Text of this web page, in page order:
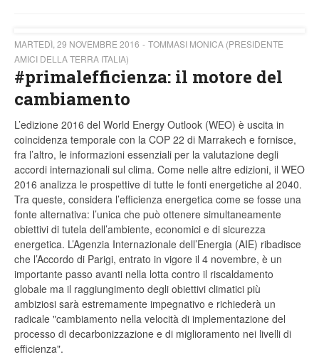
MARTEDÌ, 29 NOVEMBRE 2016
TOMMASI MONICA (PRESIDENTE
AMICI DELLA TERRA ITALIA)
#primalefficienza: il motore del
cambiamento
L’edizione 2016 del World Energy Outlook (WEO) è uscita in
coincidenza temporale con la COP 22 di Marrakech e fornisce,
fra l’altro, le informazioni essenziali per la valutazione degli
accordi internazionali sul clima. Come nelle altre edizioni, il WEO
2016 analizza le prospettive di tutte le fonti energetiche al 2040.
Tra queste, considera l’efficienza energetica come se fosse una
fonte alternativa: l’unica che può ottenere simultaneamente
obiettivi di tutela dell’ambiente, economici e di sicurezza
energetica. L’Agenzia Internazionale dell’Energia (AIE) ribadisce
che l’Accordo di Parigi, entrato in vigore il 4 novembre, è un
importante passo avanti nella lotta contro il riscaldamento
globale ma il raggiungimento degli obiettivi climatici più
ambiziosi sarà estremamente impegnativo e richiederà un
radicale "cambiamento nella velocità di implementazione del
processo di decarbonizzazione e di miglioramento nei livelli di
efficienza".